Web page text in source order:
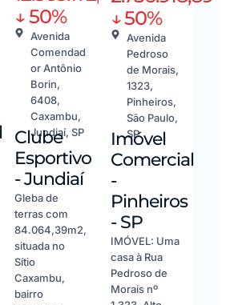
↓ 50%
Avenida
Comendad
or Antônio
Borin,
6408,
Caxambu,
Jundiaí, SP
Clube
Esportivo
- Jundiaí
Gleba de
terras com
84.064,39m2,
situada no
Sítio
Caxambu,
bairro
↓ 50%
Avenida
Pedroso
de Morais,
1323,
Pinheiros,
São Paulo,
SP
Imóvel
Comercial
-
Pinheiros
- SP
IMÓVEL: Uma
casa à Rua
Pedroso de
Morais nº